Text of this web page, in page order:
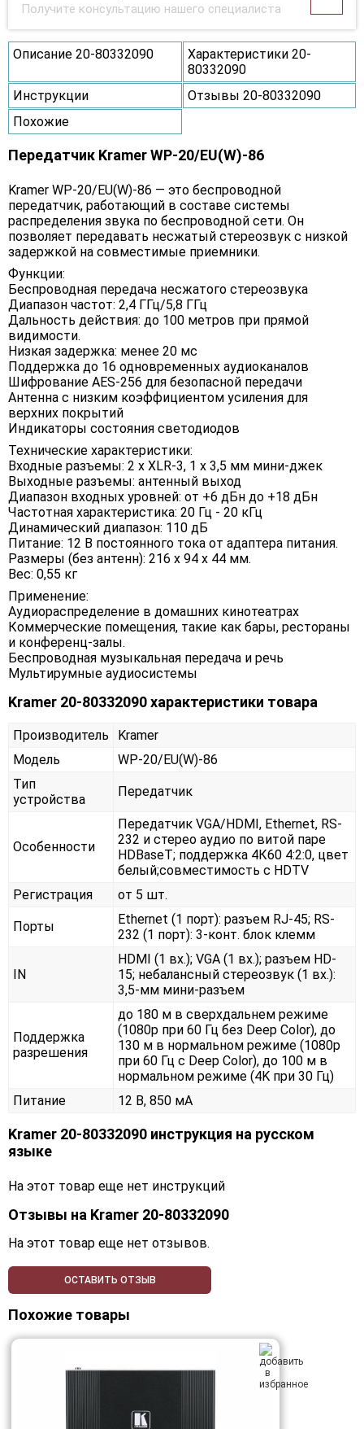
Получите консультацию нашего специалиста
Описание 20-80332090
Характеристики 20-
80332090
Инструкции
Отзывы 20-80332090
Похожие
Передатчик Kramer WP-20/EU(W)-86
Kramer WP-20/EU(W)-86 — это беспроводной
передатчик, работающий в составе системы
распределения звука по беспроводной сети. Он
позволяет передавать несжатый стереозвук с низкой
задержкой на совместимые приемники.
Функции:
Беспроводная передача несжатого стереозвука
Диапазон частот: 2,4 ГГц/5,8 ГГц
Дальность действия: до 100 метров при прямой
видимости.
Низкая задержка: менее 20 мс
Поддержка до 16 одновременных аудиоканалов
Шифрование AES-256 для безопасной передачи
Антенна с низким коэффициентом усиления для
верхних покрытий
Индикаторы состояния светодиодов
Технические характеристики:
Входные разъемы: 2 х XLR-3, 1 х 3,5 мм мини-джек
Выходные разъемы: антенный выход
Диапазон входных уровней: от +6 дБн до +18 дБн
Частотная характеристика: 20 Гц - 20 кГц
Динамический диапазон: 110 дБ
Питание: 12 В постоянного тока от адаптера питания.
Размеры (без антенн): 216 х 94 х 44 мм.
Вес: 0,55 кг
Применение:
Аудиораспределение в домашних кинотеатрах
Коммерческие помещения, такие как бары, рестораны
и конференц-залы.
Беспроводная музыкальная передача и речь
Мультирумные аудиосистемы
Kramer 20-80332090 характеристики товара
Производитель
Kramer
Модель
WP-20/EU(W)-86
Тип
устройства
Передатчик
Особенности
Передатчик VGA/HDMI, Ethernet, RS-
232 и стерео аудио по витой паре
HDBaseT; поддержка 4К60 4:2:0, цвет
белый;совместимость с HDTV
Регистрация
от 5 шт.
Порты
Ethernet (1 порт): разъем RJ-45; RS-
232 (1 порт): 3-конт. блок клемм
IN
HDMI (1 вх.); VGA (1 вх.); разъем HD-
15; небалансный стереозвук (1 вх.):
3,5-мм мини-разъем
Поддержка
разрешения
до 180 м в сверхдальнем режиме
(1080p при 60 Гц без Deep Color), до
130 м в нормальном режиме (1080p
при 60 Гц с Deep Color), до 100 м в
нормальном режиме (4K при 30 Гц)
Питание
12 В, 850 мА
Kramer 20-80332090 инструкция на русском
языке
На этот товар еще нет инструкций
Отзывы на Kramer 20-80332090
На этот товар еще нет отзывов.
ОСТАВИТЬ ОТЗЫВ
Похожие товары